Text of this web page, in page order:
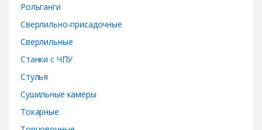
Рольганги
Сверлильно-присадочные
Сверлильные
Станки с ЧПУ
Стулья
Сушильные камеры
Токарные